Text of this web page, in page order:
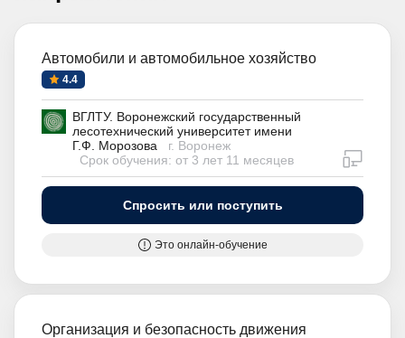
Автомобили и автомобильное хозяйство
4.4
ВГЛТУ. Воронежский государственный
лесотехнический университет имени
Г.Ф. Морозова
г. Воронеж
Срок обучения: от 3 лет 11 месяцев
Спросить или поступить
Это онлайн-обучение
Организация и безопасность движения